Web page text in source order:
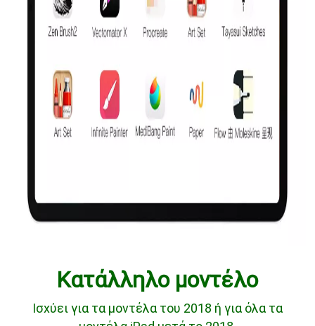
Κατάλληλο μοντέλο
Ισχύει για τα μοντέλα του 2018 ή για όλα τα